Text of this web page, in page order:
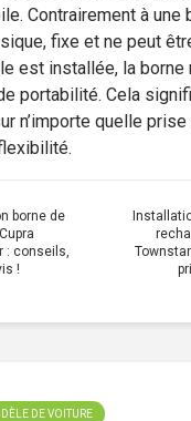
Contrairement à une
fixe et ne peut
est installée, la
portabilité. Cela
n’importe quelle
borne de
: conseils,
!
DE VOITURE